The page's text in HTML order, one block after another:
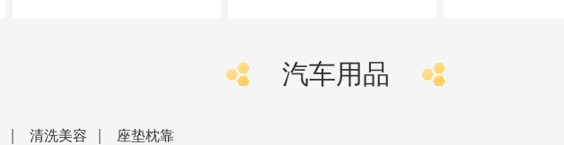
汽车用品
清洗美容 座垫枕靠